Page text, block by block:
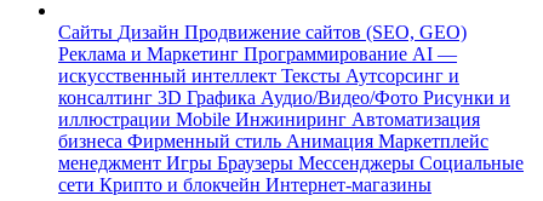
Сайты Дизайн Продвижение сайтов (SEO, GEO)
Реклама и Маркетинг Программирование AI —
искусственный интеллект Тексты Аутсорсинг и
консалтинг 3D Графика Аудио/Видео/Фото Рисунки и
иллюстрации Mobile Инжиниринг Автоматизация
бизнеса Фирменный стиль Анимация Маркетплейс
менеджмент Игры Браузеры Мессенджеры Социальные
сети Крипто и блокчейн Интернет-магазины